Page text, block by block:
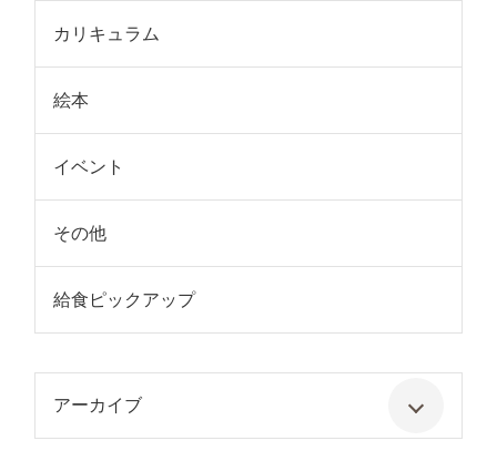
カリキュラム
絵本
イベント
その他
給食ピックアップ
アーカイブ